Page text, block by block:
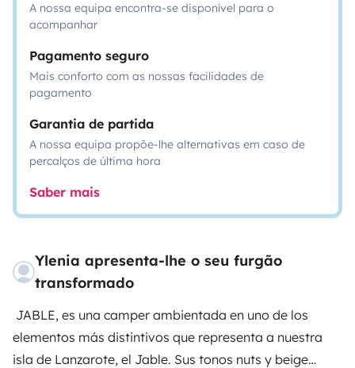
A nossa equipa encontra-se disponível para o
acompanhar
Pagamento seguro
Mais conforto com as nossas facilidades de
pagamento
Garantia de partida
A nossa equipa propõe-lhe alternativas em caso de
percalços de última hora
Saber mais
Ylenia apresenta-lhe o seu furgão
transformado
JABLE, es una camper ambientada en uno de los
elementos más distintivos que representa a nuestra
isla de Lanzarote, el Jable. Sus tonos nuts y beige